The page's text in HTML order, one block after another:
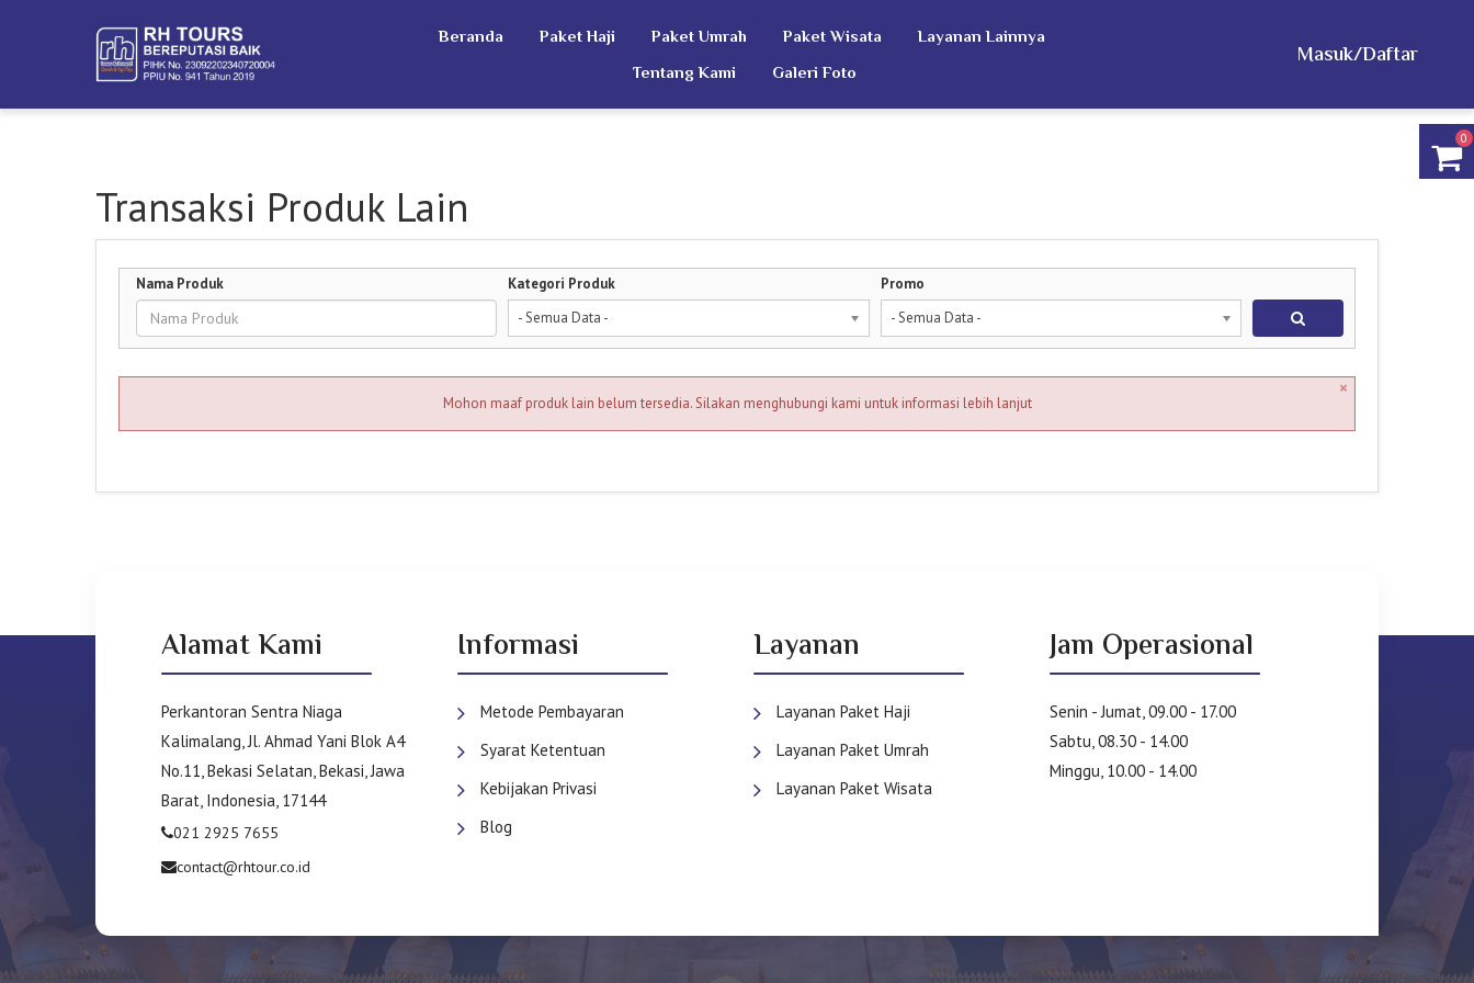
Beranda Paket Haji Paket Umrah Paket Wisata
Layanan Lainnya
Tentang Kami
Galeri Foto
Masuk/Daftar
Transaksi Produk Lain
Nama Produk
Kategori Produk
- Semua Data -
Promo
- Semua Data -
Mohon maaf produk lain belum tersedia. Silakan menghubungi kami untuk informasi lebih lanjut
×
0
Alamat Kami
Perkantoran Sentra Niaga
Kalimalang, Jl. Ahmad Yani Blok A4
No.11, Bekasi Selatan, Bekasi, Jawa
Barat, Indonesia, 17144
021 2925 7655
contact@rhtour.co.id
Informasi
Metode Pembayaran
Syarat Ketentuan
Kebijakan Privasi
Blog
Layanan
Layanan Paket Haji
Layanan Paket Umrah
Layanan Paket Wisata
Jam Operasional
Senin - Jumat, 09.00 - 17.00
Sabtu, 08.30 - 14.00
Minggu, 10.00 - 14.00